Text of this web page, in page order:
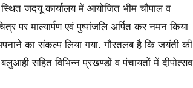
जदयू कार्यालय में आयोजित भीम चौपाल व
पर माल्यार्पण एवं पुष्पांजलि अर्पित कर नमन किया
का संकल्प लिया गया. गौरतलब है कि जयंती की
सहित विभिन्न प्रखण्डों व पंचायतों में दीपोत्सव